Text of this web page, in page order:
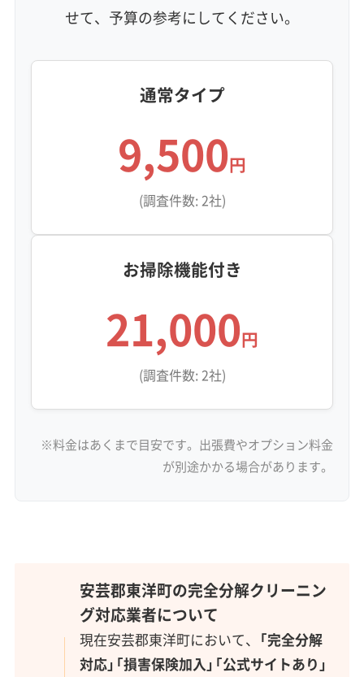
定額料金 複数台割引 初回割引
定期メンテナンス
せて、予算の参考にしてください。
通常タイプ
9,500円
(調査件数: 2社)
お掃除機能付き
21,000円
(調査件数: 2社)
※料金はあくまで目安です。出張費やオプション料金
が別途かかる場合があります。
安芸郡東洋町の完全分解クリーニン
グ対応業者について
現在安芸郡東洋町において、 「完全分解
対応」「損害保険加入」「公式サイトあり」